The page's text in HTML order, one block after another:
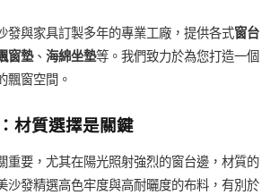
發與家具訂製多年的專業工廠，提供各式窗台
窗墊、 海綿坐墊等。我們致力於為您打造一個
飄窗空間。
材質選擇是關鍵
重要，尤其在陽光照射強烈的窗台邊，材質的
沙發精選高色牢度與高耐曬度的布料，有別於